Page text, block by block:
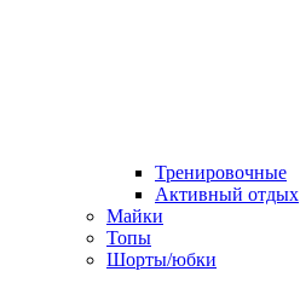
Тренировочные
Активный отдых
Майки
Топы
Шорты/юбки